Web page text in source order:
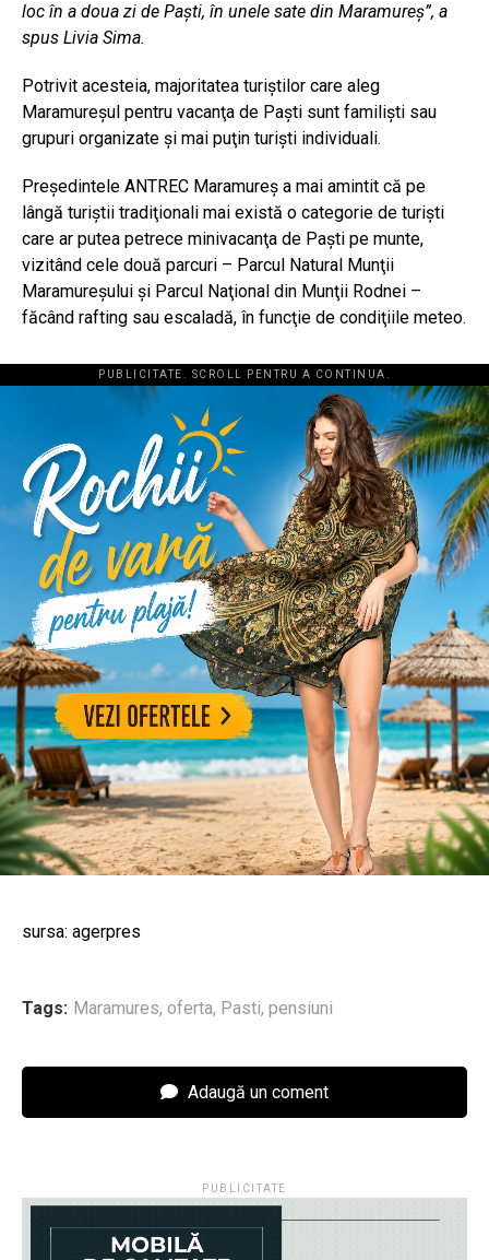
loc în a doua zi de Paşti, în unele sate din Maramureş”, a
spus Livia Sima.
Potrivit acesteia, majoritatea turiştilor care aleg
Maramureşul pentru vacanţa de Paşti sunt familişti sau
grupuri organizate şi mai puţin turişti individuali.
Preşedintele ANTREC Maramureş a mai amintit că pe
lângă turiştii tradiţionali mai există o categorie de turişti
care ar putea petrece minivacanţa de Paşti pe munte,
vizitând cele două parcuri – Parcul Natural Munţii
Maramureşului şi Parcul Naţional din Munţii Rodnei –
făcând rafting sau escaladă, în funcţie de condiţiile meteo.
PUBLICITATE. SCROLL PENTRU A CONTINUA.
sursa: agerpres
Tags: Maramures, oferta, Pasti, pensiuni
Adaugă un coment
PUBLICITATE